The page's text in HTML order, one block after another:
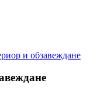
и обзавеждане